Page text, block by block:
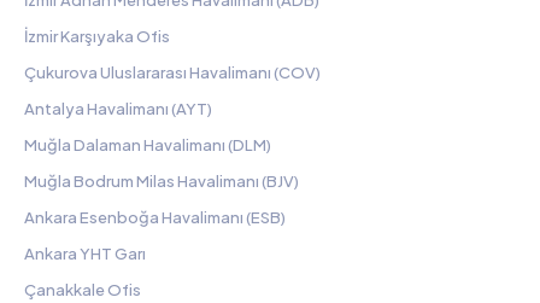
İzmir Karşıyaka Ofis
Çukurova Uluslararası Havalimanı (COV)
Antalya Havalimanı (AYT)
Muğla Dalaman Havalimanı (DLM)
Muğla Bodrum Milas Havalimanı (BJV)
Ankara Esenboğa Havalimanı (ESB)
Ankara YHT Garı
Çanakkale Ofis